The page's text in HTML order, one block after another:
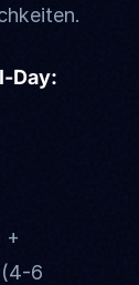
Day:
+
(4-6